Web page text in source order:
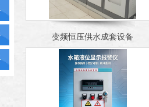
变频恒压供水成套设备